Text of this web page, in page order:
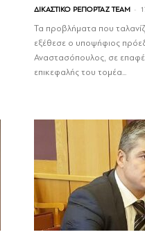
ΔΙΚΑΣΤΙΚΟ ΡΕΠΟΡΤΑΖ TEAM -
Τα προβλήματα που
εξέθεσε ο υποψήφιος
Αναστασόπουλος, σε
επικεφαλής του τομέα...